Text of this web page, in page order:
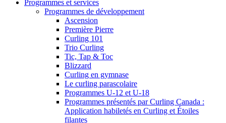
Programmes et services
Programmes de développement
Ascension
Première Pierre
Curling 101
Trio Curling
Tic, Tap & Toc
Blizzard
Curling en gymnase
Le curling parascolaire
Programmes U-12 et U-18
Programmes présentés par Curling Canada :
Application habiletés en Curling et Étoiles
filantes